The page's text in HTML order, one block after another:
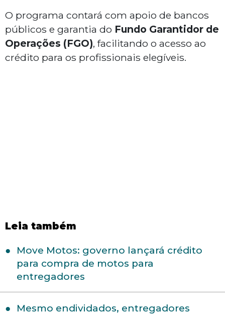
O programa contará com apoio de bancos
públicos e garantia do Fundo Garantidor de
Operações (FGO), facilitando o acesso ao
crédito para os profissionais elegíveis.
Leia também
Move Motos: governo lançará crédito
para compra de motos para
entregadores
Mesmo endividados, entregadores